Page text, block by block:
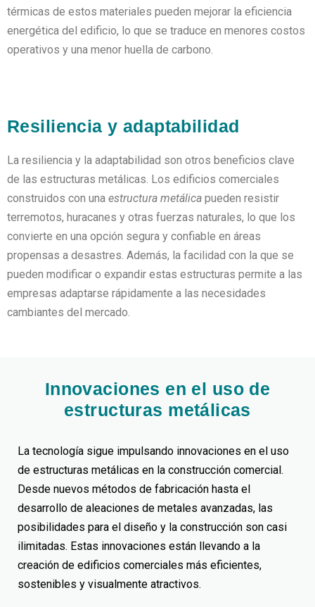
térmicas de estos materiales pueden mejorar la eficiencia
energética del edificio, lo que se traduce en menores costos
operativos y una menor huella de carbono.
Resiliencia y adaptabilidad
La resiliencia y la adaptabilidad son otros beneficios clave
de las estructuras metálicas. Los edificios comerciales
construidos con una estructura metálica pueden resistir
terremotos, huracanes y otras fuerzas naturales, lo que los
convierte en una opción segura y confiable en áreas
propensas a desastres. Además, la facilidad con la que se
pueden modificar o expandir estas estructuras permite a las
empresas adaptarse rápidamente a las necesidades
cambiantes del mercado.
Innovaciones en el uso de
estructuras metálicas
La tecnología sigue impulsando innovaciones en el uso
de estructuras metálicas en la construcción comercial.
Desde nuevos métodos de fabricación hasta el
desarrollo de aleaciones de metales avanzadas, las
posibilidades para el diseño y la construcción son casi
ilimitadas. Estas innovaciones están llevando a la
creación de edificios comerciales más eficientes,
sostenibles y visualmente atractivos.